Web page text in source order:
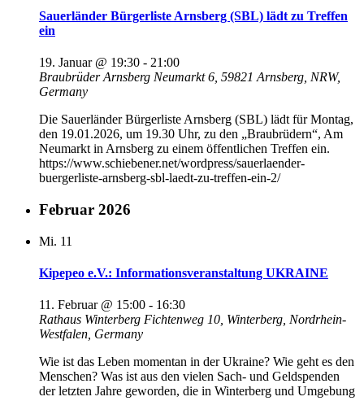
Sauerländer Bürgerliste Arnsberg (SBL) lädt zu Treffen
ein
19. Januar @ 19:30 - 21:00
Braubrüder Arnsberg Neumarkt 6, 59821 Arnsberg, NRW,
Germany
Die Sauerländer Bürgerliste Arnsberg (SBL) lädt für Montag,
den 19.01.2026, um 19.30 Uhr, zu den „Braubrüdern“, Am
Neumarkt in Arnsberg zu einem öffentlichen Treffen ein.
https://www.schiebener.net/wordpress/sauerlaender-
buergerliste-arnsberg-sbl-laedt-zu-treffen-ein-2/
Februar 2026
Mi. 11
Kipepeo e.V.: Informationsveranstaltung UKRAINE
11. Februar @ 15:00 - 16:30
Rathaus Winterberg Fichtenweg 10, Winterberg, Nordrhein-
Westfalen, Germany
Wie ist das Leben momentan in der Ukraine? Wie geht es den
Menschen? Was ist aus den vielen Sach- und Geldspenden
der letzten Jahre geworden, die in Winterberg und Umgebung